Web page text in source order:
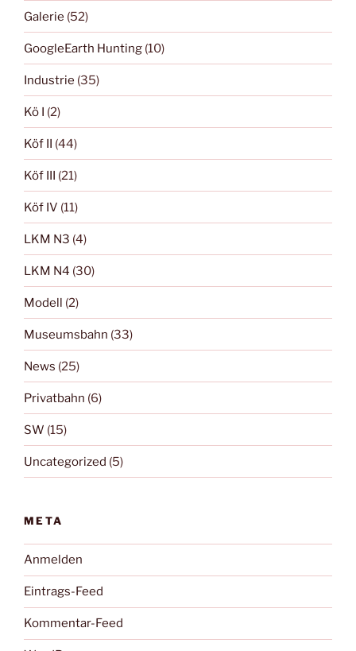
Galerie (52)
GoogleEarth Hunting (10)
Industrie (35)
Kö I (2)
Köf II (44)
Köf III (21)
Köf IV (11)
LKM N3 (4)
LKM N4 (30)
Modell (2)
Museumsbahn (33)
News (25)
Privatbahn (6)
SW (15)
Uncategorized (5)
META
Anmelden
Eintrags-Feed
Kommentar-Feed